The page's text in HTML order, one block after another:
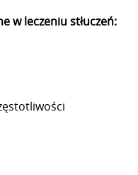
w leczeniu stłuczeń: